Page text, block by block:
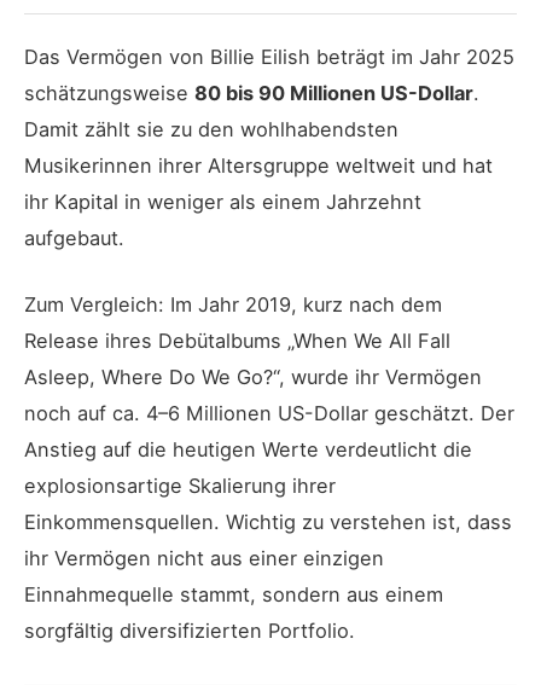
Das Vermögen von Billie Eilish beträgt im Jahr 2025
schätzungsweise 80 bis 90 Millionen US-Dollar.
Damit zählt sie zu den wohlhabendsten
Musikerinnen ihrer Altersgruppe weltweit und hat
ihr Kapital in weniger als einem Jahrzehnt
aufgebaut.
Zum Vergleich: Im Jahr 2019, kurz nach dem
Release ihres Debütalbums „When We All Fall
Asleep, Where Do We Go?“, wurde ihr Vermögen
noch auf ca. 4–6 Millionen US-Dollar geschätzt. Der
Anstieg auf die heutigen Werte verdeutlicht die
explosionsartige Skalierung ihrer
Einkommensquellen. Wichtig zu verstehen ist, dass
ihr Vermögen nicht aus einer einzigen
Einnahmequelle stammt, sondern aus einem
sorgfältig diversifizierten Portfolio.